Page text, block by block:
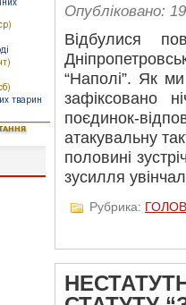
Опубліковано:
Відбулися
“Наполі”. Як
зафіксовано
поєдинок-
атакувальну
половині
зусилля
Рубрика: